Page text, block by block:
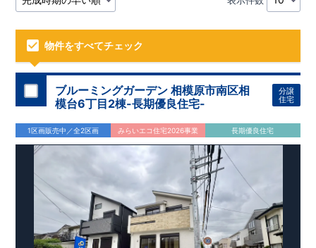
物件をすべてチェック
ブルーミングガーデン 相模原市南区相
模台6丁目2棟-長期優良住宅-
分譲
住宅
1区画販売中／全2区画 みらいエコ住宅2026事業 長期優良住宅